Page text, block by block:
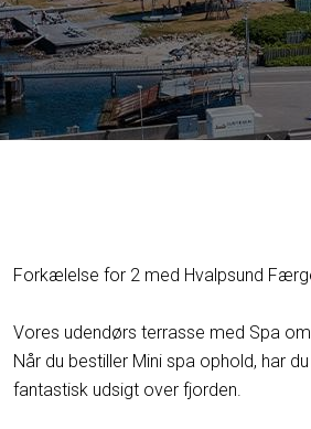
​Forkælelse for 2 med Hvalpsund
Vores udendørs terrasse med Spa
Når du bestiller Mini spa ophold, har
fantastisk udsigt over fjorden.